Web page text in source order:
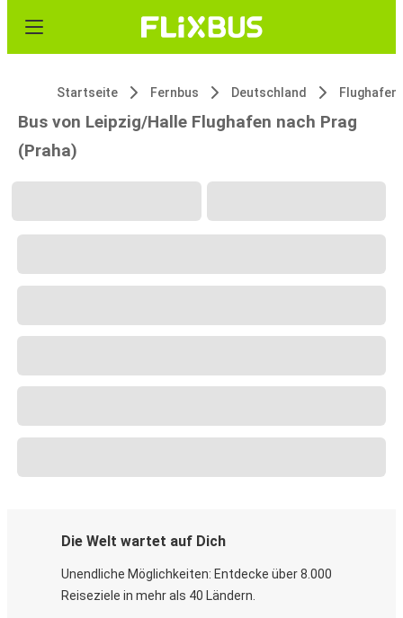
Startseite Fernbus Deutschland
Bus von Leipzig/Halle Flughafen nach Prag
(Praha)
Die Welt wartet auf Dich
Unendliche Möglichkeiten: Entdecke über 8.000
Reiseziele in mehr als 40 Ländern.